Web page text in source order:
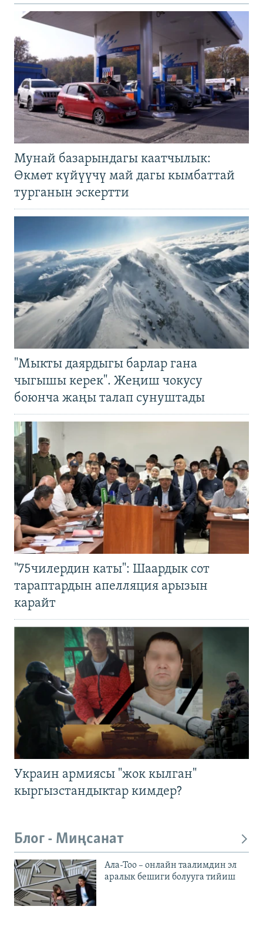
Мунай базарындагы каатчылык:
Өкмөт күйүүчү май дагы кымбаттай
турганын эскертти
"Мыкты даярдыгы барлар гана
чыгышы керек". Жеңиш чокусу
боюнча жаңы талап сунуштады
"75чилердин каты": Шаардык сот
тараптардын апелляция арызын
карайт
Украин армиясы "жок кылган"
кыргызстандыктар кимдер?
Блог - Миңсанат
Ала-Тоо – онлайн таалимдин эл
аралык бешиги болууга тийиш